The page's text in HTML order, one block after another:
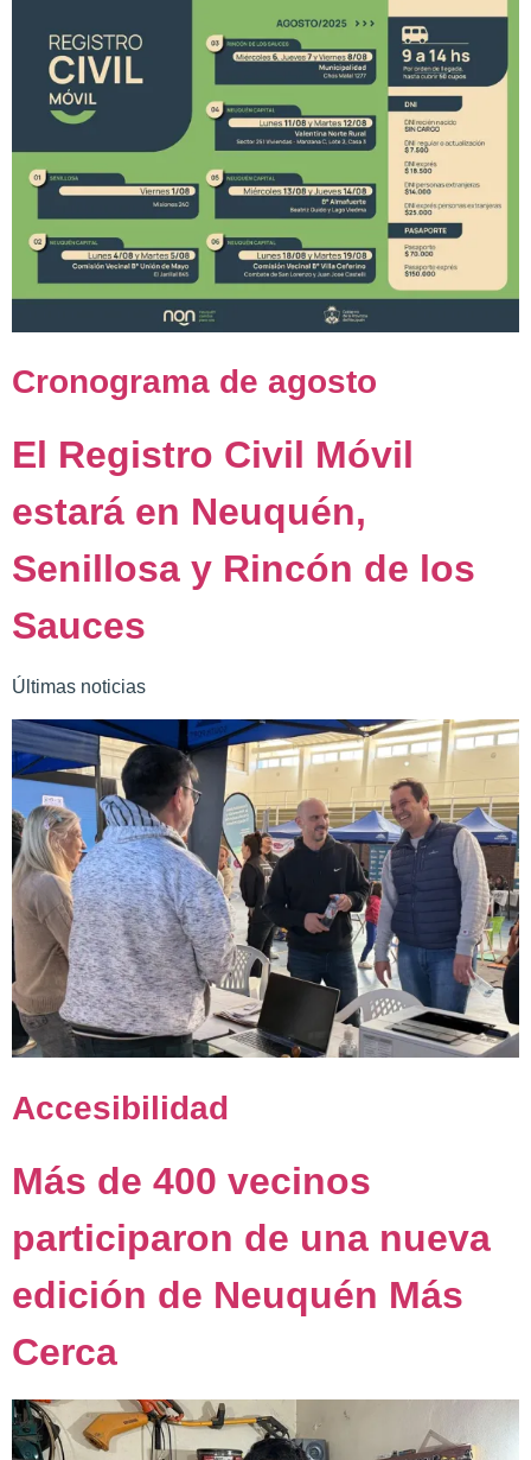
Cronograma de agosto
El Registro Civil Móvil
estará en Neuquén,
Senillosa y Rincón de los
Sauces
Últimas noticias
Accesibilidad
Más de 400 vecinos
participaron de una nueva
edición de Neuquén Más
Cerca